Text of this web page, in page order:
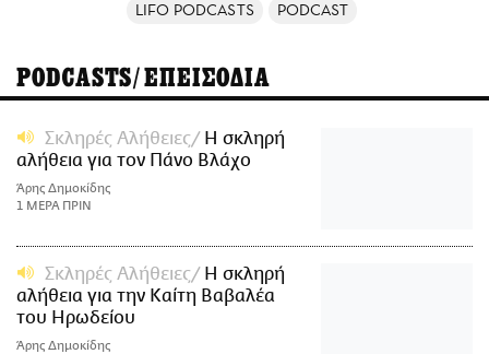
LIFO PODCASTS
PODCAST
PODCASTS/ΕΠΕΙΣΟΔΙΑ
Σκληρές Αλήθειες
H σκληρή
αλήθεια για τον Πάνο Βλάχο
Άρης Δημοκίδης
1 ΜΕΡΑ ΠΡΙΝ
Σκληρές Αλήθειες
Η σκληρή
αλήθεια για την Καίτη Βαβαλέα
του Ηρωδείου
Άρης Δημοκίδης